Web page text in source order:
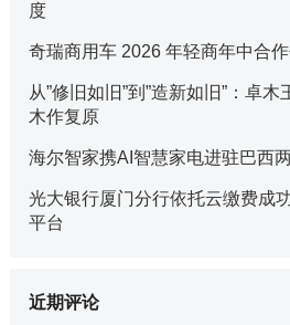
度
奇瑞商用车 2026 年轻商年中合
从”修旧如旧”到”造新如旧”：卓
木作复原
海尔智家携AI智慧家电进驻巴西
光大银行厦门分行依托云缴费成
平台
近期评论